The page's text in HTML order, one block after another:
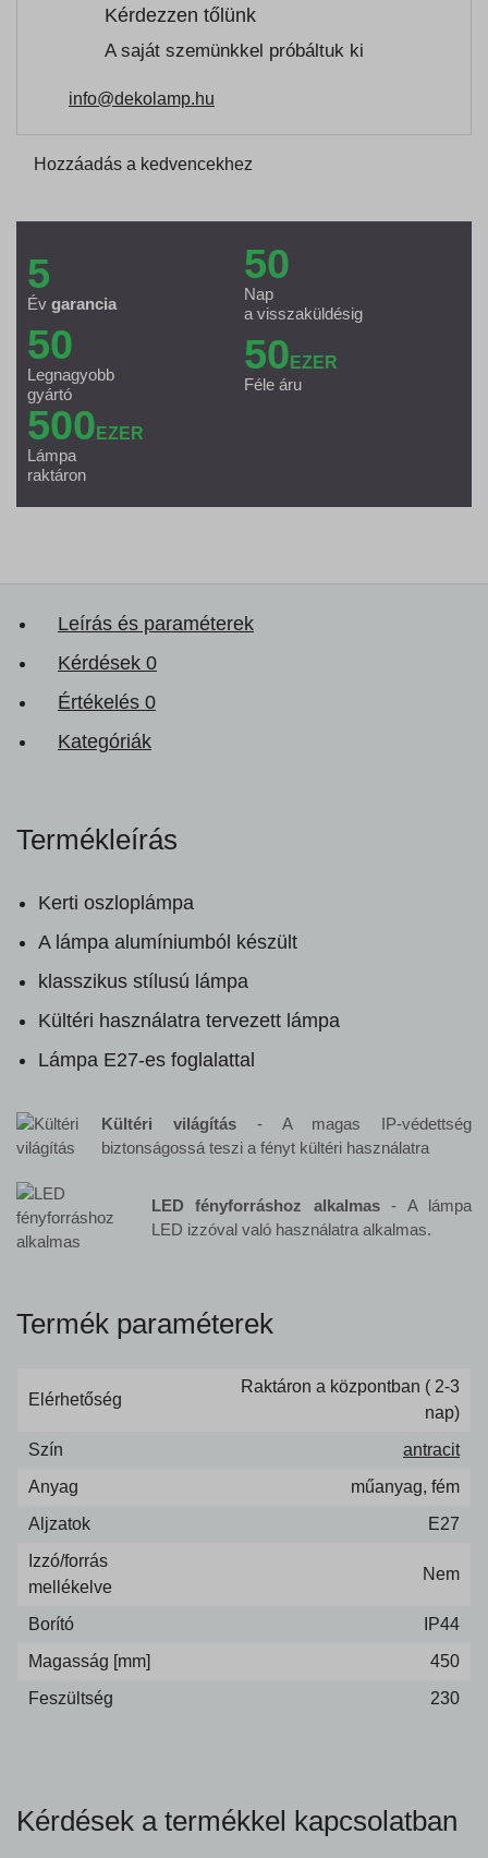
Kérdezzen tőlünk
A saját szemünkkel próbáltuk ki
info@dekolamp.hu
Hozzáadás a kedvencekhez
5
Év garancia
50
Nap
a visszaküldésig
50
Legnagyobb
gyártó
50 EZER
Féle áru
500 EZER
Lámpa
raktáron
Leírás és paraméterek
Kérdések 0
Értékelés 0
Kategóriák
Termékleírás
Kerti oszloplámpa
A lámpa alumíniumból készült
klasszikus stílusú lámpa
Kültéri használatra tervezett lámpa
Lámpa E27-es foglalattal
Kültéri világítás - A magas IP-védettség
biztonságossá teszi a fényt kültéri használatra
LED fényforráshoz alkalmas- A lámpa
LED izzóval való használatra alkalmas.
Termék paraméterek
Elérhetőség
Raktáron a központban ( 2-3
nap)
Szín
antracit
Anyag
műanyag, fém
Aljzatok
E27
Izzó/forrás
mellékelve
Nem
Borító
IP44
Magasság [mm]
450
Feszültség
230
Kérdések a termékkel kapcsolatban